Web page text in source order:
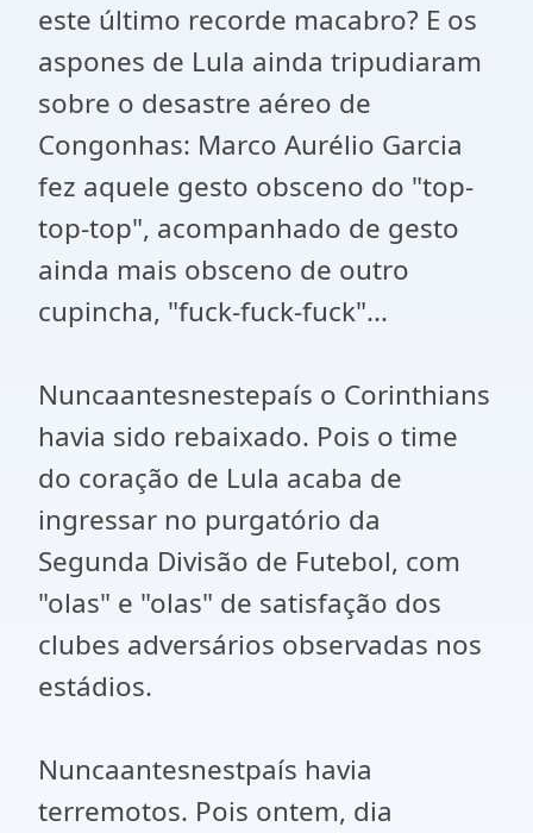
este último recorde macabro? E os
aspones de Lula ainda tripudiaram
sobre o desastre aéreo de
Congonhas: Marco Aurélio Garcia
fez aquele gesto obsceno do "top-
top-top", acompanhado de gesto
ainda mais obsceno de outro
cupincha, "fuck-fuck-fuck"...
Nuncaantesnestepaís o Corinthians
havia sido rebaixado. Pois o time
do coração de Lula acaba de
ingressar no purgatório da
Segunda Divisão de Futebol, com
"olas" e "olas" de satisfação dos
clubes adversários observadas nos
estádios.
Nuncaantesnestpaís havia
terremotos. Pois ontem, dia